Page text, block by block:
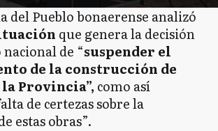
del Pueblo bonaerense analizó
que genera la decisión
de “suspender el
de la construcción de
la Provincia”, como así
de certezas sobre la
estas obras”.